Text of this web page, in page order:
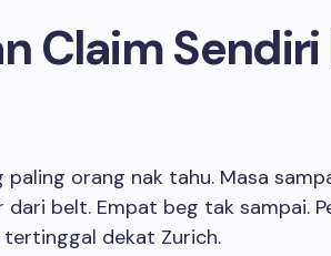
Claim Sendiri
paling orang nak tahu. Masa
dari belt. Empat beg tak sampai.
dekat Zurich.